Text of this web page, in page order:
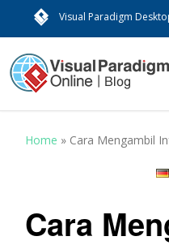
Visual Paradigm
Home » Cara Mengambil
Cara